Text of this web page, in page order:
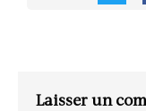
Laisser un